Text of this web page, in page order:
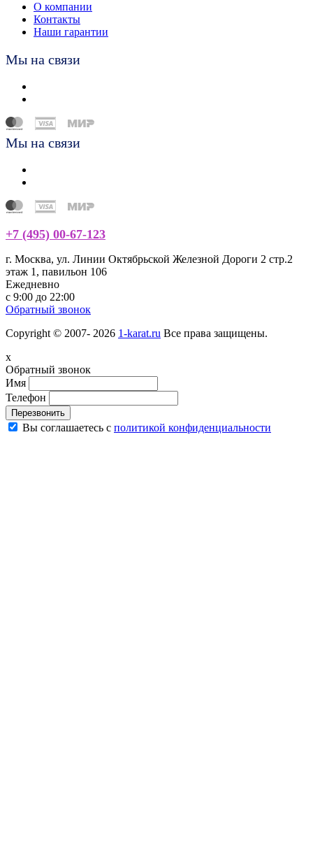
О компании
Контакты
Наши гарантии
Мы на связи
Мы на связи
+7 (495) 00-67-123
г. Москва, ул. Линии Октябрьской Железной Дороги 2 стр.2
этаж 1, павильон 106
Ежедневно
с 9:00 до 22:00
Обратный звонок
Copyright © 2007- 2026 1-karat.ru Все права защищены.
x
Обратный звонок
Имя
Телефон
Перезвонить
Вы соглашаетесь с политикой конфиденциальности